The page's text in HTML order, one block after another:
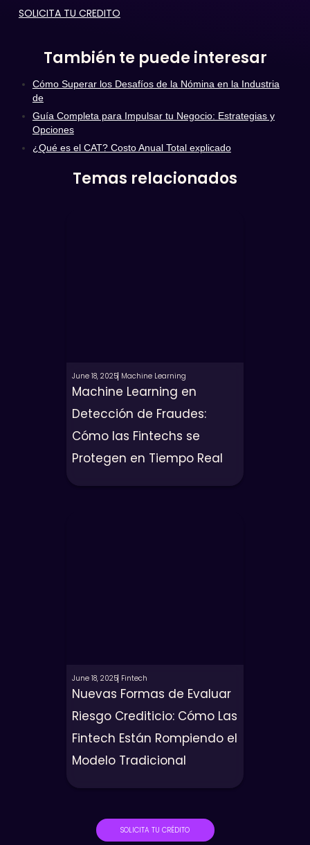
SOLICITA TU CREDITO
También te puede interesar
Cómo Superar los Desafíos de la Nómina en la Industria
de
Guía Completa para Impulsar tu Negocio: Estrategias y
Opciones
¿Qué es el CAT? Costo Anual Total explicado
Temas relacionados
June 18, 2025 Machine Learning
Machine Learning en
Detección de Fraudes:
Cómo las Fintechs se
Protegen en Tiempo Real
June 18, 2025 Fintech
Nuevas Formas de Evaluar
Riesgo Crediticio: Cómo Las
Fintech Están Rompiendo el
Modelo Tradicional
SOLICITA TU CRÉDITO